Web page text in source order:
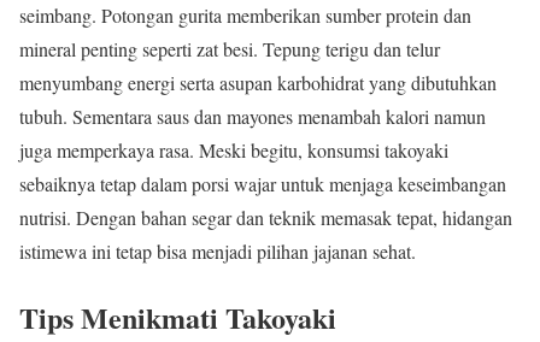
seimbang. Potongan gurita memberikan sumber protein dan
mineral penting seperti zat besi. Tepung terigu dan telur
menyumbang energi serta asupan karbohidrat yang dibutuhkan
tubuh. Sementara saus dan mayones menambah kalori namun
juga memperkaya rasa. Meski begitu, konsumsi takoyaki
sebaiknya tetap dalam porsi wajar untuk menjaga keseimbangan
nutrisi. Dengan bahan segar dan teknik memasak tepat, hidangan
istimewa ini tetap bisa menjadi pilihan jajanan sehat.
Tips Menikmati Takoyaki